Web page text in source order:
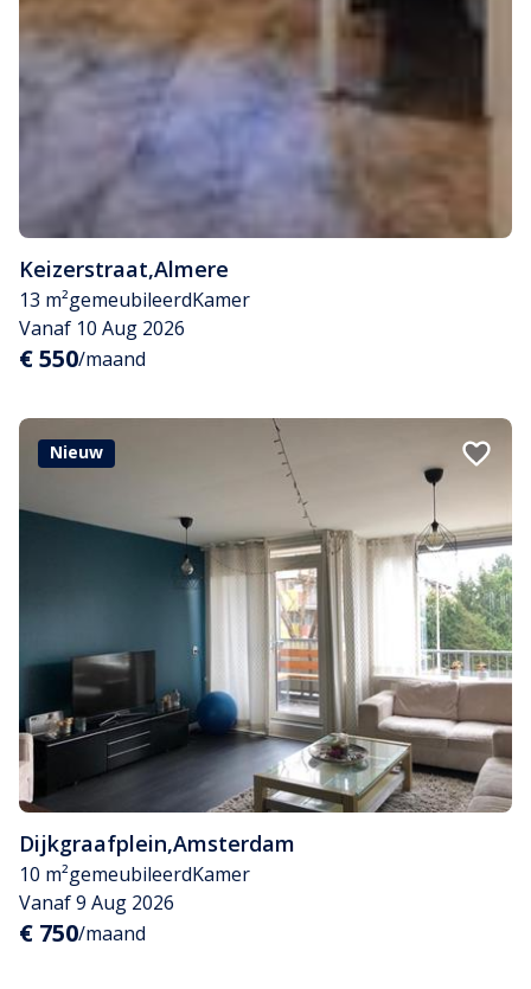
Keizerstraat,Almere
13 m²gemeubileerdKamer
Vanaf 10 Aug 2026
€ 550/maand
Nieuw
Dijkgraafplein,Amsterdam
10 m²gemeubileerdKamer
Vanaf 9 Aug 2026
€ 750/maand